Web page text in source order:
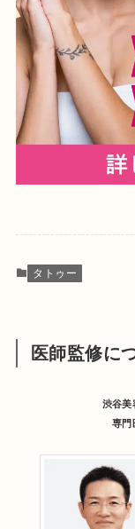
タトゥー
医師監修に
渋谷美
専門